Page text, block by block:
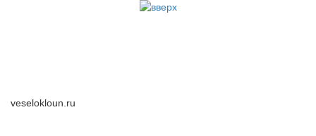
veselokloun.ru